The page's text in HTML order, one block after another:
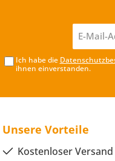
Ich habe die
ihnen einverstanden.
Unsere Vorteile
Kostenloser Versand